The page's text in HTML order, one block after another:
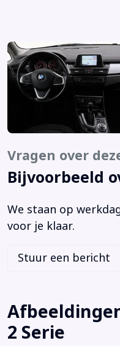
Achterbank in delen
Alarm klasse
Aluminium interieur
Anti Blokkeer Systeem
Anti doorSlip Regeling
Armsteun achter
Armsteun voor
Autonomous
Binnenspiegel
Bluetooth
Bots herkenning en
Buitenspiegels
Centrale
Vragen over
Bijvoorbeeld
We staan op
voor je klaar.
Stuur een bericht
2 Serie